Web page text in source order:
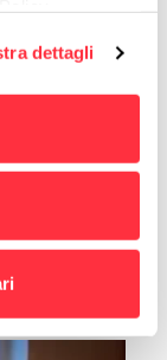
dettagli
il
solo